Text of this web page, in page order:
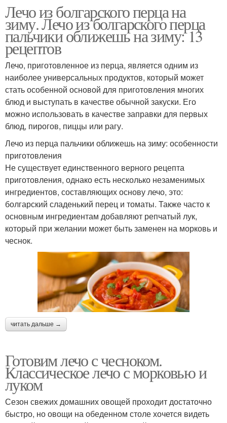
Лечо из болгарского перца на
зиму. Лечо из болгарского перца
пальчики оближешь на зиму: 13
рецептов
Лечо, приготовленное из перца, является одним из
наиболее универсальных продуктов, который может
стать особенной основой для приготовления многих
блюд и выступать в качестве обычной закуски. Его
можно использовать в качестве заправки для первых
блюд, пирогов, пиццы или рагу.
Лечо из перца пальчики оближешь на зиму: особенности
приготовления
Не существует единственного верного рецепта
приготовления, однако есть несколько незаменимых
ингредиентов, составляющих основу лечо, это:
болгарский сладенький перец и томаты. Также часто к
основным ингредиентам добавляют репчатый лук,
который при желании может быть заменен на морковь и
чеснок.
читать дальше →
Готовим лечо с чесноком.
Классическое лечо с морковью и
луком
Сезон свежих домашних овощей проходит достаточно
быстро, но овощи на обеденном столе хочется видеть